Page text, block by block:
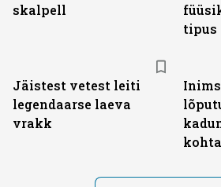
skalpell
tipus
Jäistest vetest leiti
legendaarse laeva
vrakk
kohta